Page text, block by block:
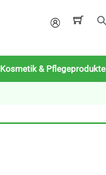
Mein
Kosmetik & Pflegeprodukte